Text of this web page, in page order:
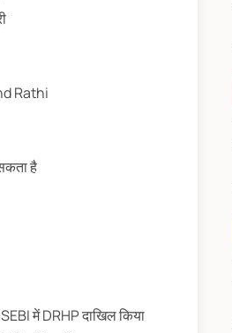
Rathi
है
में DRHP दाखिल किया